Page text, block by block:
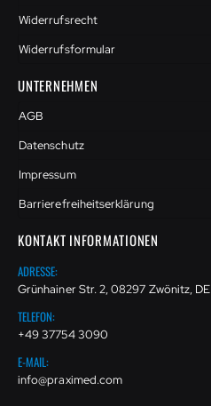
Widerrufsrecht
Widerrufsformular
UNTERNEHMEN
AGB
Datenschutz
Impressum
Barrierefreiheitserklärung
KONTAKT INFORMATIONEN
ADRESSE:
Grünhainer Str. 2, 08297 Zwönitz, DE
TELEFON:
+49 37754 3090
E-MAIL:
info@praximed.com